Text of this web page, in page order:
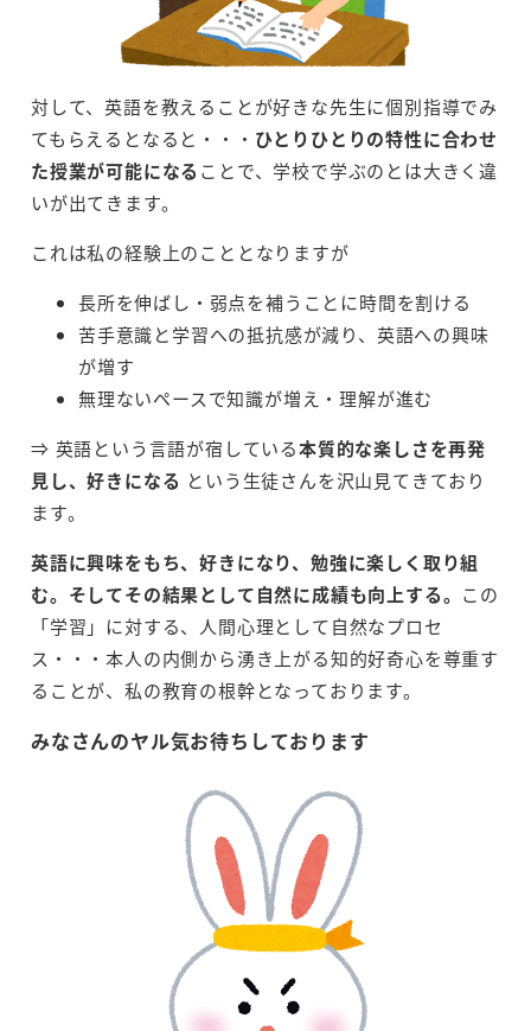
対して、英語を教えることが好きな先生に個別指導でみ
てもらえるとなると・・・ ひとりひとりの特性に合わせ
た授業が可能になる ことで、学校で学ぶのとは大きく違
いが出てきます。
これは私の経験上のこととなりますが
長所を伸ばし・弱点を補うことに時間を割ける
苦手意識と学習への抵抗感が減り、英語への興味
が増す
無理ないペースで知識が増え・理解が進む
⇒ 英語という言語が宿している本質的な楽しさを再発
見し、好きになる という生徒さんを沢山見てきており
ます。
英語に興味をもち、好きになり、勉強に楽しく取り組
む。そしてその結果として自然に成績も向上する。 この
「学習」に対する、人間心理として自然なプロセ
ス・・・本人の内側から湧き上がる知的好奇心を尊重す
ることが、私の教育の根幹となっております。
みなさんのヤル気お待ちしております